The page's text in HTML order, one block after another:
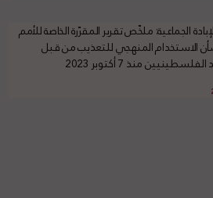
الجماعية: ملخّص تقرير المقرّرة الخاصة للأمم
الاستخدام المنهجي للتعذيب من قبل
منذ 7 أكتوبر 2023